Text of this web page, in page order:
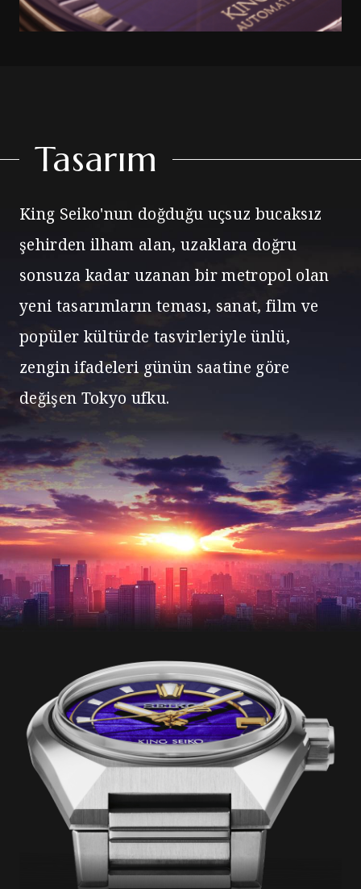
Tasarım
King Seiko'nun doğduğu uçsuz bucaksız
şehirden ilham alan, uzaklara doğru
sonsuza kadar uzanan bir metropol olan
yeni tasarımların teması, sanat, film ve
popüler kültürde tasvirleriyle ünlü,
zengin ifadeleri günün saatine göre
değişen Tokyo ufku.